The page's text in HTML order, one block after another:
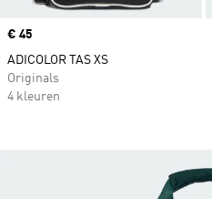
Price
€ 45
ADICOLOR TAS XS
Originals
4 kleuren